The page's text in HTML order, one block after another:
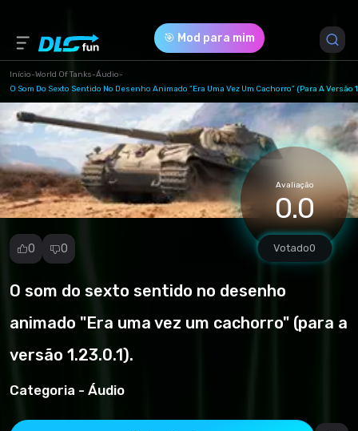
🎯 Mod para mim
Início-World Of Tanks-Áudio-
O Som Do Sexto Sentido No Desenho Animado "Era Uma Vez Um Cachorro" (para A Versão
Avaliação
0.0
Votado0
0 0
O som do sexto sentido no desenho
animado "Era uma vez um cachorro" (para a
versão 1.23.0.1).
Categoria - Áudio
Denunciar
Violação de
Categoria
Versão do Jogo *
1.23.0.1 (c1f6e7a664755019e38c7215dec1eb5d.rar)
Download (424.23 Kb)